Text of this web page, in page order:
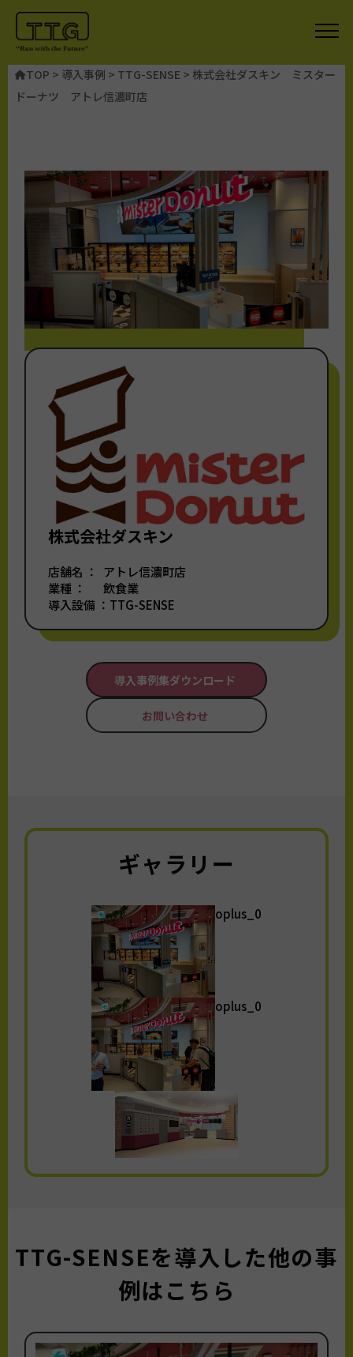
TOP > 導入事例 > TTG-SENSE > 株式会社ダスキン ミスター
ドーナツ アトレ信濃町店
株式会社ダスキン
店舗名 ：
アトレ信濃町店
業種 ：
飲食業
導入設備 ： TTG-SENSE
導入事例集ダウンロード
お問い合わせ
ギャラリー
oplus_0
oplus_0
TTG-SENSEを導入した他の事
例はこちら